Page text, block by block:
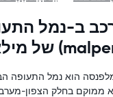
ב-נמל
הוא נמל התעופה
ממוקם בחלק הצפון-